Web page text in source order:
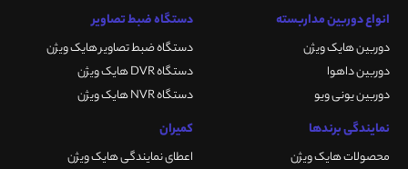
انواع دوربین مداربسته
دوربین هایک ویژن
دوربین داهوا
دوربین یونی ویو
دستگاه ضبط تصاویر
دستگاه ضبط تصاویر هایک ویژن
دستگاه DVR هایک ویژن
دستگاه NVR هایک ویژن
نمایندگی برندها
محصولات هایک ویژن
کمیران
اعطای نمایندگی هایک ویژن